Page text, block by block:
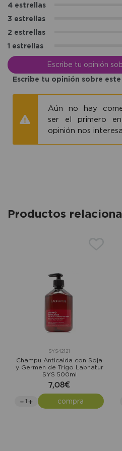
4 estrellas
3 estrellas
2 estrellas
1 estrellas
Escribe tu opinión
Escribe tu opinión sobre
Aún no hay
ser el primero
opinión nos
Productos
SYS42121
Champu Anticaida con Soja
y Germen de Trigo Labnatur
SYS 500ml
7,08€
compra